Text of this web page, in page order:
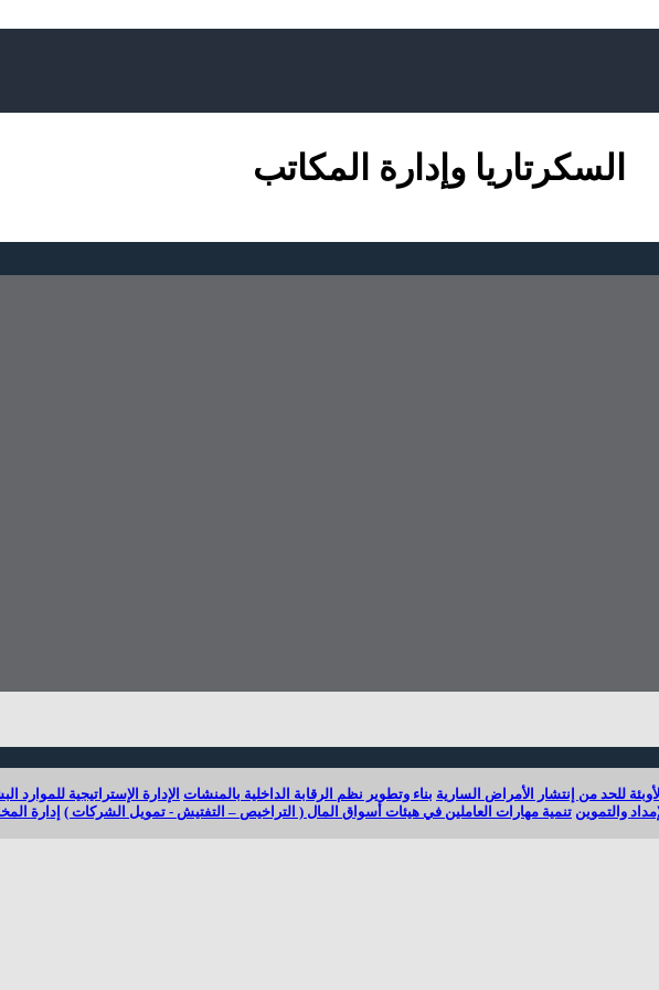
السكرتاريا وإدارة المكاتب
للحد من إنتشار الأمراض السارية بناء وتطوير نظم الرقابة الداخلية بالمنشات الإدارة الإستراتيجية للموارد
والتموين تنمية مهارات العاملين في هيئات أسواق المال ( التراخيص – التفتيش - تمويل الشركات ) إدارة